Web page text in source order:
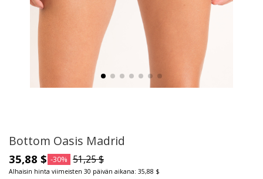
Bottom Oasis Madrid
35,88 $ -30% 51,25 $
Alhaisin hinta viimeisten 30 päivän aikana: 35,88 $